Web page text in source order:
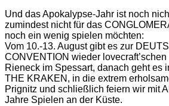
Und das Apokalypse-Jahr ist noch
zumindest nicht für das
noch ein wenig spielen möchten:
Vom 10.-13. August gibt es zur
CONVENTION wieder
Rieneck im Spessart, danach geht es
THE KRAKEN, in die extrem
Prignitz und schließlich feiern wir mit
Jahre Spielen an der Küste.